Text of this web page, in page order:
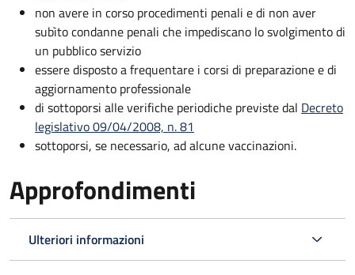
non avere in corso procedimenti penali e di non aver
subìto condanne penali che impediscano lo svolgimento di
un pubblico servizio
essere disposto a frequentare i corsi di preparazione e di
aggiornamento professionale
di sottoporsi alle verifiche periodiche previste dal Decreto
legislativo 09/04/2008, n. 81
sottoporsi, se necessario, ad alcune vaccinazioni.
Approfondimenti
Ulteriori informazioni